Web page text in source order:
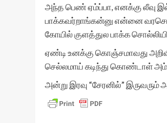
அந்த பெண் ஏம்ப்பா, எனக்கு லீவு
பாக்கவர்றாங்கன்னு என்னை
கோயில் குளத்துல பாக்க
ஏண்டி உனக்கு கொஞ்சமாவது
செல்லமாய் கடிந்து கொண்டாள்
அன்று இரவு “சேரனில்”